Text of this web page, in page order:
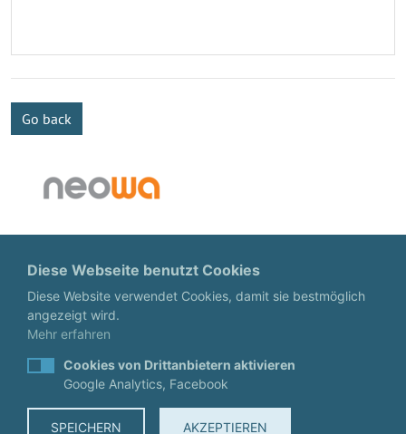
Go back
Diese Webseite benutzt Cookies
Diese Website verwendet Cookies, damit sie bestmöglich
angezeigt wird.
Mehr erfahren
Cookies von Drittanbietern aktivieren
Google Analytics, Facebook
SPEICHERN AKZEPTIEREN